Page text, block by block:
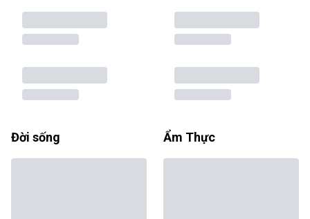
Đời sống Ẩm Thực